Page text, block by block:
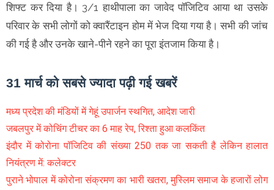
शिफ्ट कर दिया है। 3/1 हाथीपाला का जावेद पॉजिटिव आया था उसके
परिवार के सभी लोगों को क्वारैंटाइन होम में भेज दिया गया है। सभी की जांच
की गई है और उनके खाने-पीने रहने का पूरा इंतजाम किया है।
31 मार्च को सबसे ज्यादा पढ़ी गई खबरें
मध्य प्रदेश की मंडियों में गेहूं उपार्जन स्थगित, आदेश जारी
जबलपुर में कोचिंग टीचर का 6 माह रेप, रिश्ता हुआ कलकिंत
इंदौर में कोरोना पॉजिटिव की संख्या 250 तक जा सकती है लेकिन हालात
नियंत्रण में: कलेक्टर
पुराने भोपाल में कोरोना संक्रमण का भारी खतरा, मुस्लिम समाज के हजारों लोग